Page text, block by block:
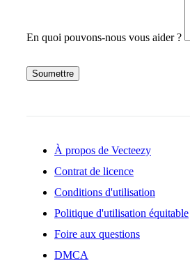
En quoi pouvons-nous vous aider ?
Soumettre
À propos de Vecteezy
Contrat de licence
Conditions d'utilisation
Politique d'utilisation équitable
Foire aux questions
DMCA